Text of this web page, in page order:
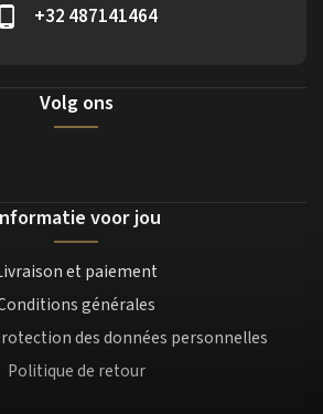
+32 487141464
Volg ons
voor jou
et paiement
générales
des données personnelles
Politique de retour